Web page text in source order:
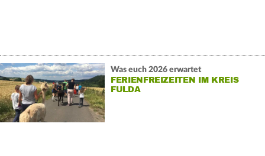
Was euch 2026 erwartet
FERIENFREIZEITEN IM KREIS
FULDA